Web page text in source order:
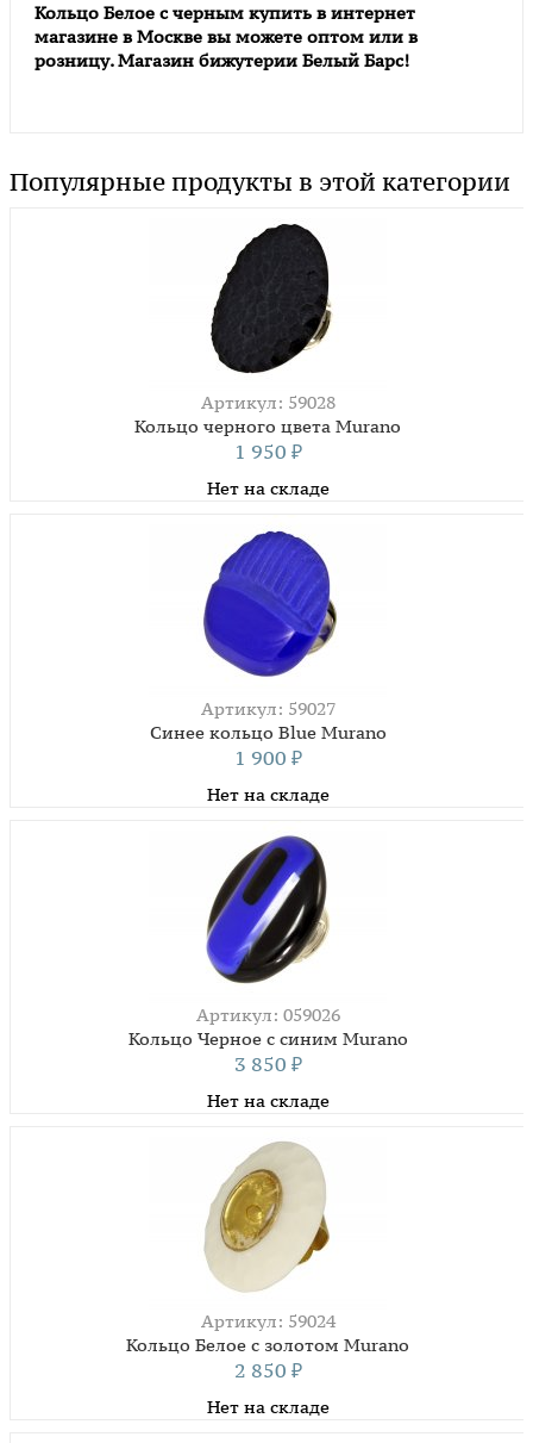
Кольцо Белое с черным купить в интернет
магазине в Москве вы можете оптом или в
розницу. Магазин бижутерии Белый Барс!
Популярные продукты в этой категории
Артикул: 59028
Кольцо черного цвета Murano
1 950 ₽
Нет на складе
Артикул: 59027
Синее кольцо Blue Murano
1 900 ₽
Нет на складе
Артикул: 059026
Кольцо Черное с синим Murano
3 850 ₽
Нет на складе
Артикул: 59024
Кольцо Белое с золотом Murano
2 850 ₽
Нет на складе